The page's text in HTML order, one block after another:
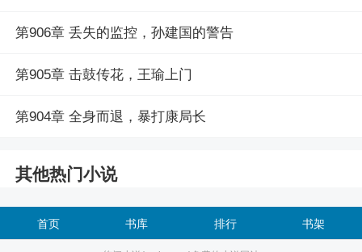
第906章 丢失的监控，孙建国的警告
第905章 击鼓传花，王瑜上门
第904章 全身而退，暴打康局长
其他热门小说
首页 书库 排行 书架